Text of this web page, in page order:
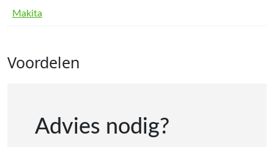
Makita
Voordelen
Advies nodig?